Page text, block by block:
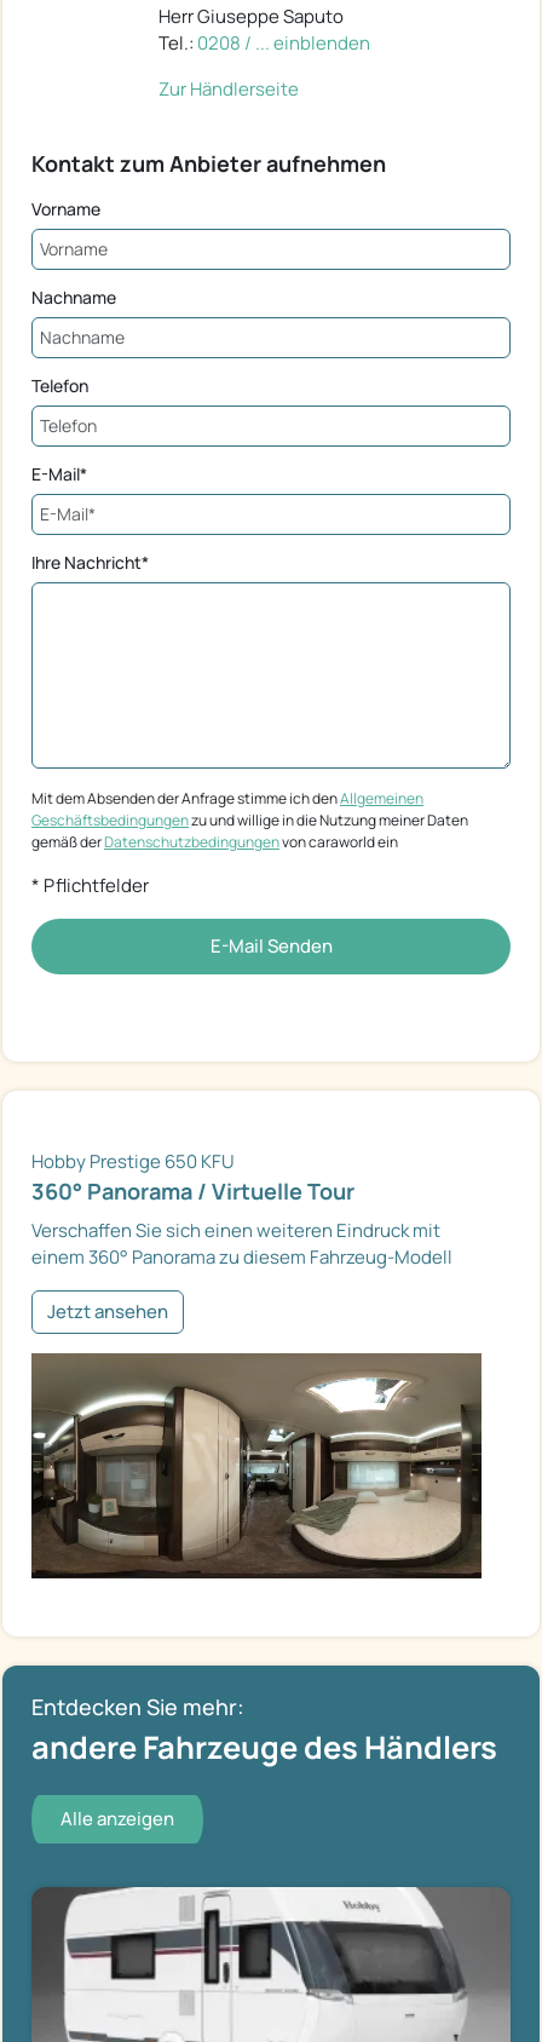
Herr Giuseppe Saputo
Tel.: 0208 / ... einblenden
Zur Händlerseite
Kontakt zum Anbieter aufnehmen
Vorname
Nachname
Telefon
E-Mail*
Ihre Nachricht*
Mit dem Absenden der Anfrage stimme ich denAllgemeinen
Geschäftsbedingungenzu und willige in die Nutzung meiner Daten
gemäß derDatenschutzbedingungenvon caraworld ein
* Pflichtfelder
E-Mail Senden
Hobby Prestige 650 KFU
360° Panorama / Virtuelle Tour
Verschaffen Sie sich einen weiteren Eindruck mit
einem 360° Panorama zu diesem Fahrzeug-Modell
Jetzt ansehen
Entdecken Sie mehr:
andere Fahrzeuge des Händlers
Alle anzeigen